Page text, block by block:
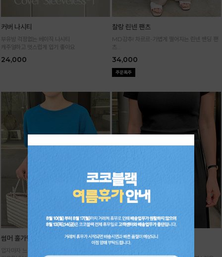
커버 나시티
부유방 걱정없는 베이직 나시티
캐주얼하고 멋스럽게 입기 좋아요
24,000
찰랑 린넨 팬츠
MD강추! 차르르-가볍게 떨어지는 린넨 밴딩 팬
츠
34,000
썸머 홀가먼트 니트
입자마자 느껴지는 고급스러움,
기획 썸머 하렘 팬츠